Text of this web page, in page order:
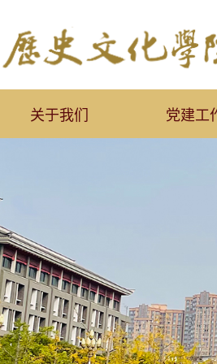
关于我们 党建工